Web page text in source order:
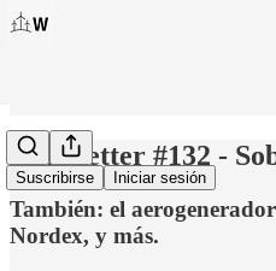
Suscribirse Iniciar sesión
Windletter #132 -
También: el
Nordex, y más.